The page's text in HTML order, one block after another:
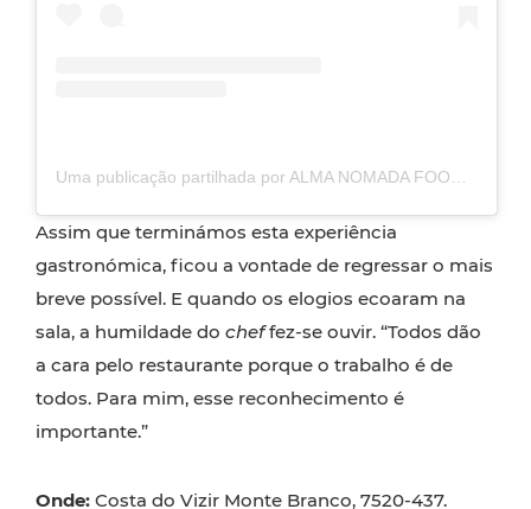
Assim que terminámos esta experiência
gastronómica, ficou a vontade de regressar o mais
breve possível. E quando os elogios ecoaram na
sala, a humildade do cheffez-se ouvir. “Todos dão
a cara pelo restaurante porque o trabalho é de
todos. Para mim, esse reconhecimento é
importante.”
Onde: Costa do Vizir Monte Branco, 7520-437.